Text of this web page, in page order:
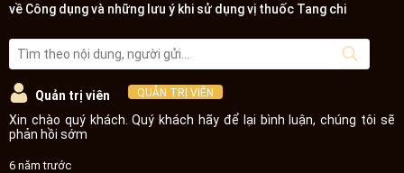
về Công dụng và những lưu ý khi sử dụng vị thuốc Tang chi
Quản trị viên QUẢN TRỊ VIÊN
Xin chào quý khách. Quý khách hãy để lại bình luận, chúng tôi sẽ
phản hồi sớm
6 năm trước